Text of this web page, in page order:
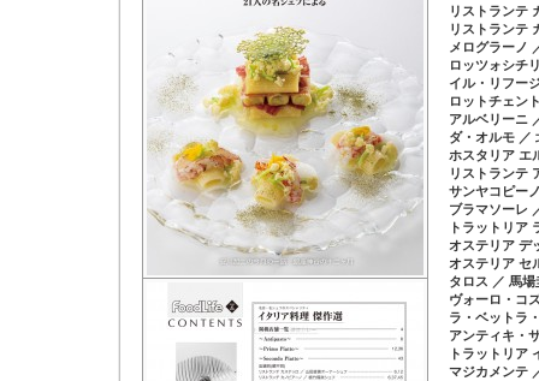
リストランテ
リストランテ
メログラーノ
ロッツォシチ
イル・リフー
ロットチェン
アルベリーニ
ダ・オルモ ／
ホスタリア エ
リストランテ
サンヤコピー
ブラマソーレ
トラットリア
オステリア デ
オステリア セ
タロス ／ 馬
ヴォーロ・コ
ラ・ベットラ
アンティキ・
トラットリア
マジカメンテ